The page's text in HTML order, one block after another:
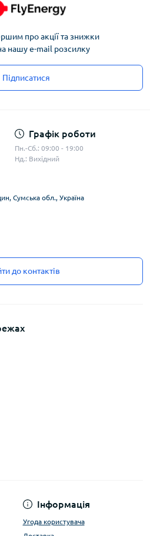
про акції та знижки
нашу e-mail розсилку
Підписатися
Графік роботи
Пн.-Сб.: 09:00 - 19:00
Нд.: Вихідний
Сумська обл., Україна
до контактів
Інформація
Угода користувача